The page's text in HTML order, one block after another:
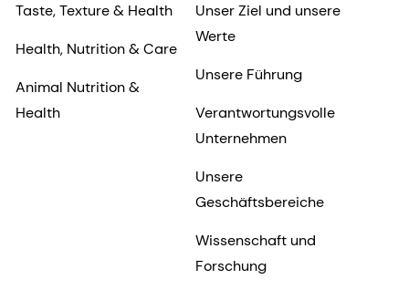
Taste, Texture & Health
Health, Nutrition & Care
Animal Nutrition &
Health
Unser Ziel und unsere
Werte
Unsere Führung
Verantwortungsvolle
Unternehmen
Unsere
Geschäftsbereiche
Wissenschaft und
Forschung